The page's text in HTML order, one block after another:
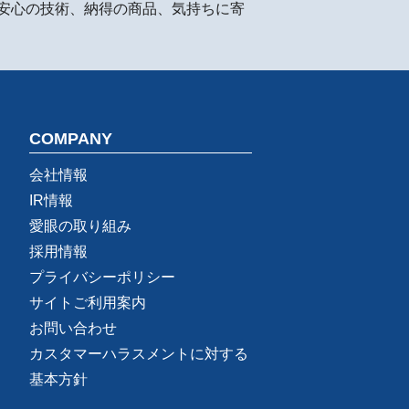
心の技術、納得の商品、気持ちに寄
COMPANY
会社情報
IR情報
愛眼の取り組み
採用情報
プライバシーポリシー
サイトご利用案内
お問い合わせ
カスタマーハラスメントに対する
基本方針